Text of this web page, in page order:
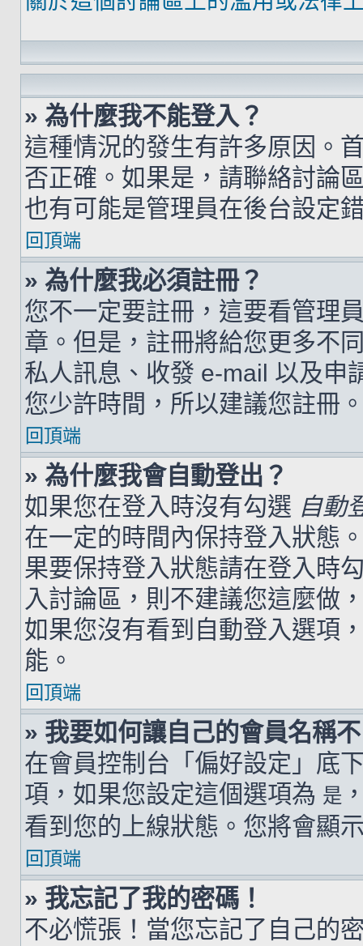
» 為什麼我不能登入？
這種情況的發生有許多原因。
否正確。如果是，請聯絡討論
也有可能是管理員在後台設定
回頂端
» 為什麼我必須註冊？
您不一定要註冊，這要看管理
章。但是，註冊將給您更多不
私人訊息、收發 e-mail 以及申
您少許時間，所以建議您註冊
回頂端
» 為什麼我會自動登出？
如果您在登入時沒有勾選 自動
在一定的時間內保持登入狀態
果要保持登入狀態請在登入時
入討論區，則不建議您這麼做
如果您沒有看到自動登入選項
能。
回頂端
» 我要如何讓自己的會員名稱
在會員控制台「偏好設定」底
項，如果您設定這個選項為 是
看到您的上線狀態。您將會顯
回頂端
» 我忘記了我的密碼！
不必慌張！當您忘記了自己的